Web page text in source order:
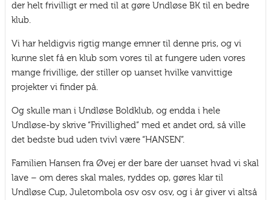
der helt frivilligt er med til at gøre Undløse BK til en bedre
klub.
Vi har heldigvis rigtig mange emner til denne pris, og vi
kunne slet få en klub som vores til at fungere uden vores
mange frivillige, der stiller op uanset hvilke vanvittige
projekter vi finder på.
Og skulle man i Undløse Boldklub, og endda i hele
Undløse-by skrive “Frivillighed” med et andet ord, så ville
det bedste bud uden tvivl være “HANSEN”.
Familien Hansen fra Øvej er der bare der uanset hvad vi skal
lave – om deres skal males, ryddes op, gøres klar til
Undløse Cup, Juletombola osv osv osv, og i år giver vi altså